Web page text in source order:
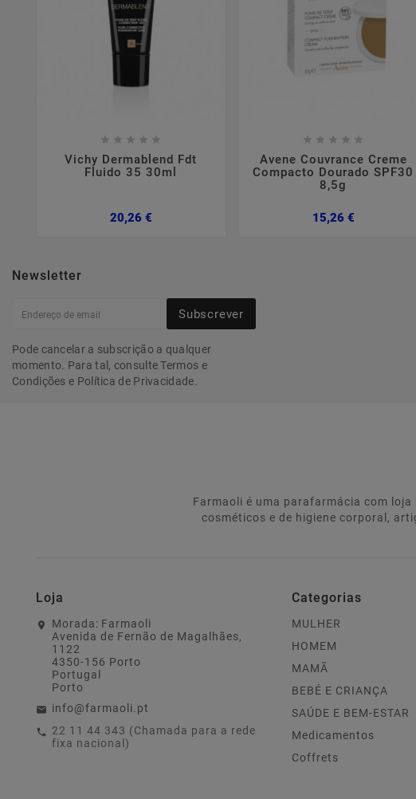
    
Vichy Dermablend Fdt
Fluido 35 30ml
20,26 €Preço
    
Avene Couvrance Creme
Compacto Dourado SPF30
8,5g
15,26 €Preço
Newsletter
Subscrever
Pode cancelar a subscrição a qualquer
momento. Para tal, consulte Termos e
Condições e Política de Privacidade.
Farmaoli é uma parafarmácia com
cosméticos e de higiene corporal,
Loja
Morada: Farmaoli
Avenida de Fernão de Magalhães,
1122
4350-156 Porto
Portugal
Porto
info@farmaoli.pt
22 11 44 343 (Chamada para a rede
fixa nacional)
Categorias
MULHER
HOMEM
MAMÃ
BEBÉ E CRIANÇA
SAÚDE E BEM-ESTAR
Medicamentos
Coffrets